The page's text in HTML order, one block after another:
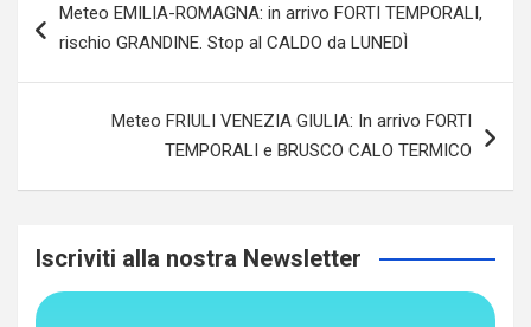
articoli
Meteo EMILIA-ROMAGNA: in arrivo FORTI TEMPORALI,
rischio GRANDINE. Stop al CALDO da LUNEDÌ
Meteo FRIULI VENEZIA GIULIA: In arrivo FORTI
TEMPORALI e BRUSCO CALO TERMICO
Iscriviti alla nostra Newsletter